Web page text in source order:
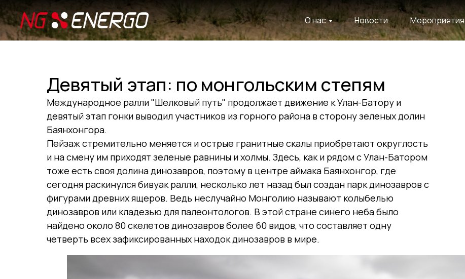
О нас Новости Мероприятия
Девятый этап: по монгольским степям
Международное ралли "Шелковый путь" продолжает движение к Улан-Батору и
девятый этап гонки выводил участников из горного района в сторону зеленых долин
Баянхонгора.
Пейзаж стремительно меняется и острые гранитные скалы приобретают округлость
и на смену им приходят зеленые равнины и холмы. Здесь, как и рядом с Улан-Батором
тоже есть своя долина динозавров, поэтому в центре аймака Баянхонгор, где
сегодня раскинулся бивуак ралли, несколько лет назад был создан парк динозавров с
фигурами древних ящеров. Ведь неслучайно Монголию называют колыбелью
динозавров или кладезью для палеонтологов. В этой стране синего неба было
найдено около 80 скелетов динозавров более 60 видов, что составляет одну
четверть всех зафиксированных находок динозавров в мире.